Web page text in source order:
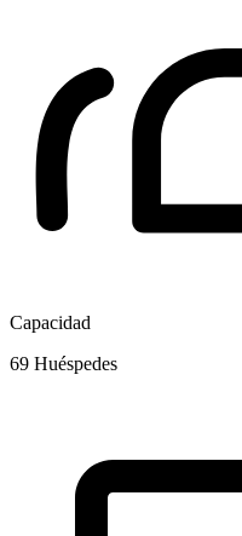
Capacidad
69 Huéspedes